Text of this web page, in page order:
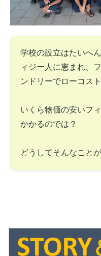
学校の設立はたいへ
ィジー人に恵まれ、
ンドリーでローコス
いくら物価の安いフ
かかるのでは？
どうしてそんなこと